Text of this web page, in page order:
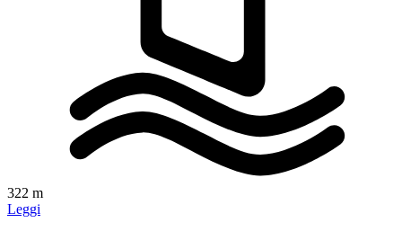
322 m
Leggi